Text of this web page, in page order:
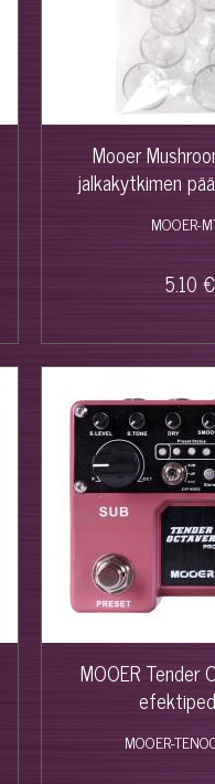
Mooer
jalkakytkimen
MOOER-
5.10 €
MOOER Tender
MOOER-